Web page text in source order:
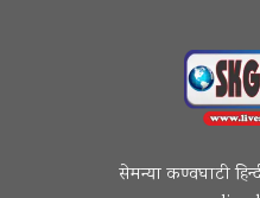
सेमन्या कण्वघाटी